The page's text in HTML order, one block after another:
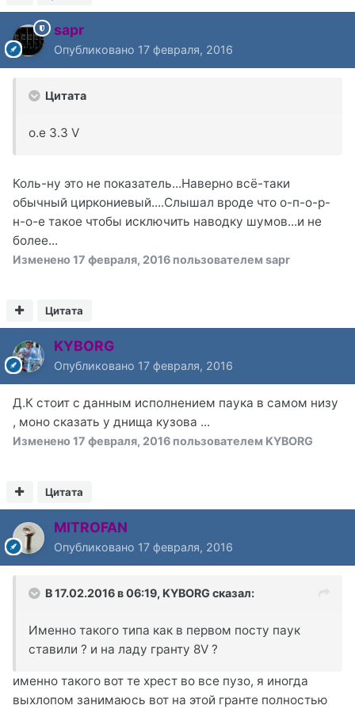
sapr
Опубликовано 17 февраля, 2016
Цитата
о.е 3.3 V
Коль-ну это не показатель...Наверно всё-таки
обычный циркониевый....Слышал вроде что о-п-о-р-
н-о-е такое чтобы исключить наводку шумов...и не
более...
Изменено 17 февраля, 2016 пользователем sapr
Цитата
KYBORG
Опубликовано 17 февраля, 2016
Д.К стоит с данным исполнением паука в самом низу
, моно сказать у днища кузова ...
Изменено 17 февраля, 2016 пользователем KYBORG
Цитата
MITROFAN
Опубликовано 17 февраля, 2016
В 17.02.2016 в 06:19, KYBORG сказал:
Именно такого типа как в первом посту паук
ставили ? и на ладу гранту 8V ?
именно такого вот те хрест во все пузо, я иногда
выхлопом занимаюсь вот на этой гранте полностью